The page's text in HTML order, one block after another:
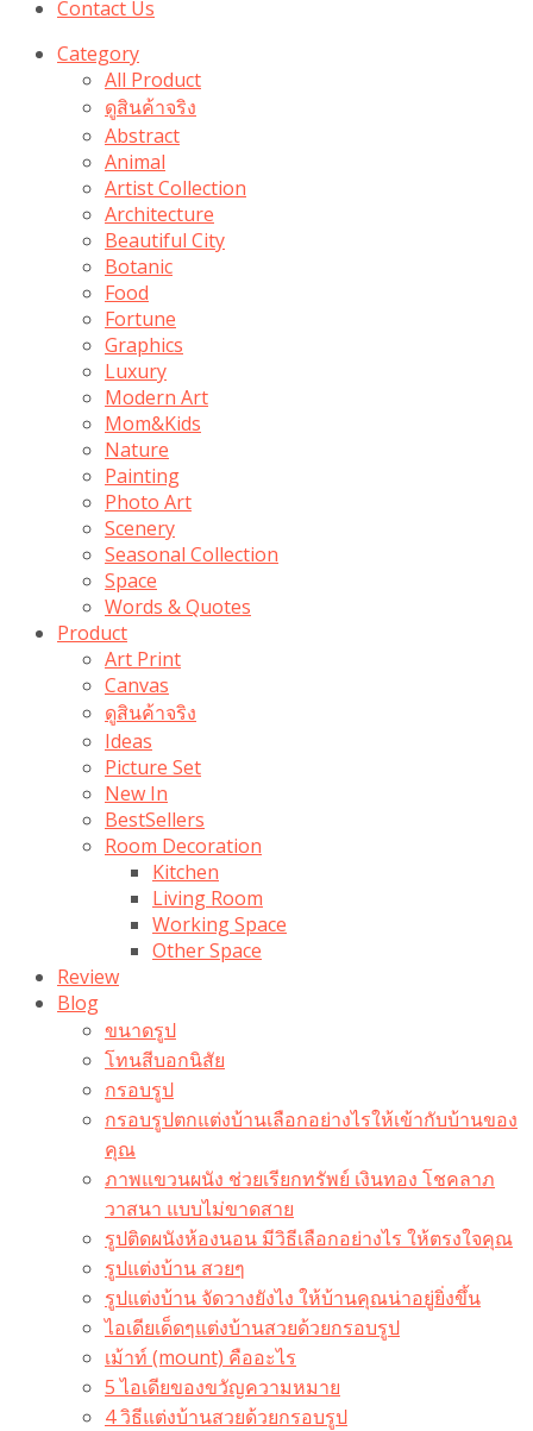
Contact Us
Category
All Product
ดูสินค้าจริง
Abstract
Animal
Artist Collection
Architecture
Beautiful City
Botanic
Food
Fortune
Graphics
Luxury
Modern Art
Mom&Kids
Nature
Painting
Photo Art
Scenery
Seasonal Collection
Space
Words & Quotes
Product
Art Print
Canvas
ดูสินค้าจริง
Ideas
Picture Set
New In
BestSellers
Room Decoration
Kitchen
Living Room
Working Space
Other Space
Review
Blog
ขนาดรูป
โทนสีบอกนิสัย
กรอบรูป
กรอบรูปตกแต่งบ้านเลือกอย่างไรให้เข้ากับบ้านของ
คุณ
ภาพแขวนผนัง ช่วยเรียกทรัพย์ เงินทอง โชคลาภ
วาสนา แบบไม่ขาดสาย
รูปติดผนังห้องนอน มีวิธีเลือกอย่างไร ให้ตรงใจคุณ
รูปแต่งบ้าน สวยๆ
รูปแต่งบ้าน จัดวางยังไง ให้บ้านคุณน่าอยู่ยิ่งขึ้น
ไอเดียเด็ดๆแต่งบ้านสวยด้วยกรอบรูป
เม้าท์ (mount) คืออะไร​
5 ไอเดียของขวัญความหมาย
4 วิธีแต่งบ้านสวยด้วยกรอบรูป